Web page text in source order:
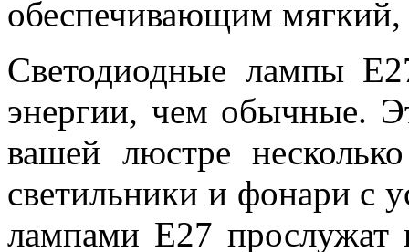
обеспечивающим мягкий,
Светодиодные лампы
энергии, чем обычные.
вашей люстре
светильники и фонари с
лампами E27 прослужат